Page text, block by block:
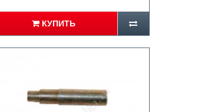
КУПИТЬ